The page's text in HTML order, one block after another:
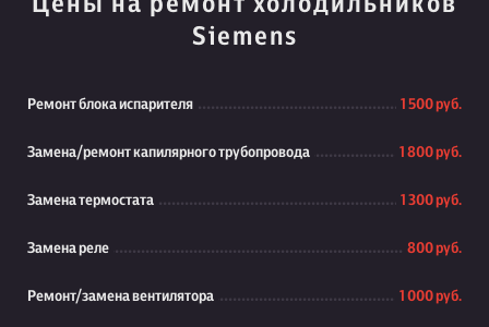
Siemens
Ремонт блока испарителя 1 500 руб.
Замена/ремонт капилярного трубопровода 1 800 руб.
Замена термостата 1 300 руб.
Замена реле 800 руб.
Ремонт/замена вентилятора 1 000 руб.